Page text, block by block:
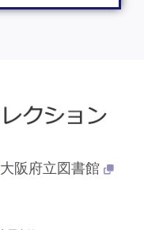
大阪府立図書館